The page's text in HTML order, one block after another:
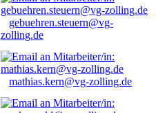
gebuehren.steuern@vg-
zolling.de
mathias.kern@vg-zolling.de